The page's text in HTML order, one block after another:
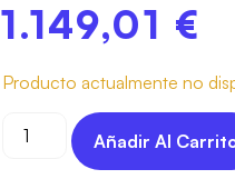
1.149,01 €
Producto actualmente no
Añadir Al